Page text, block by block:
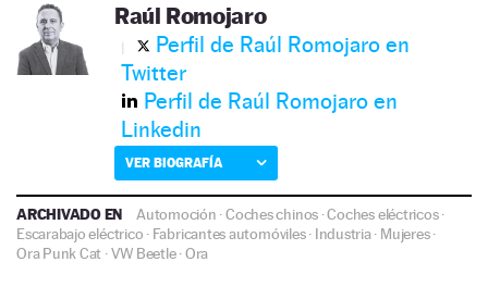
Raúl Romojaro
Perfil de Raúl Romojaro en
Twitter
Perfil de Raúl Romojaro en
Linkedin
VER BIOGRAFÍA
ARCHIVADO EN Automoción ·Coches chinos ·Coches eléctricos·
Escarabajo eléctrico · Fabricantes automóviles· Industria· Mujeres·
Ora Punk Cat ·VW Beetle·Ora